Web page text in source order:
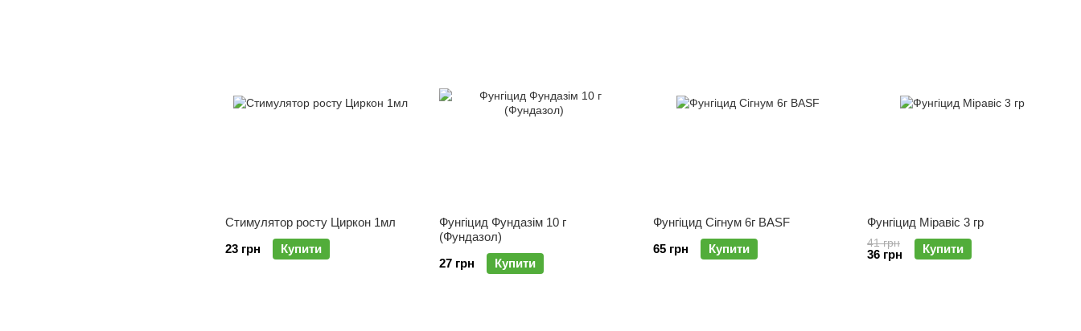
Стимулятор росту Циркон 1мл
23 грн
Купити
Фунгіцид Фундазім 10 г
(Фундазол)
27 грн
Купити
Фунгіцид Сігнум 6г BASF
65 грн
Купити
Фунгіцид Міравіс 3 гр
41 грн
36 грн Купити